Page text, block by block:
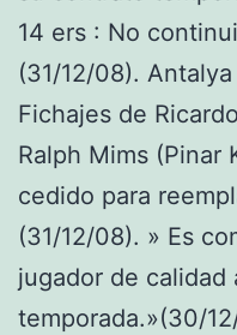
14 ers : No
(31/12/08).
Fichajes de
Ralph Mims (Pinar
cedido para
(31/12/08). » Es
jugador de calidad
temporada.»(30/